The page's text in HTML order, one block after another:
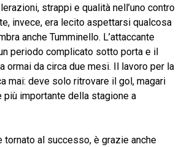
strappi e qualità nell’uno contro
invece, era lecito aspettarsi qualcosa
anche Tumminello. L’attaccante
periodo complicato sotto porta e il
ormai da circa due mesi. Il lavoro per la
mai: deve solo ritrovare il gol, magari
più importante della stagione a
tornato al successo, è grazie anche